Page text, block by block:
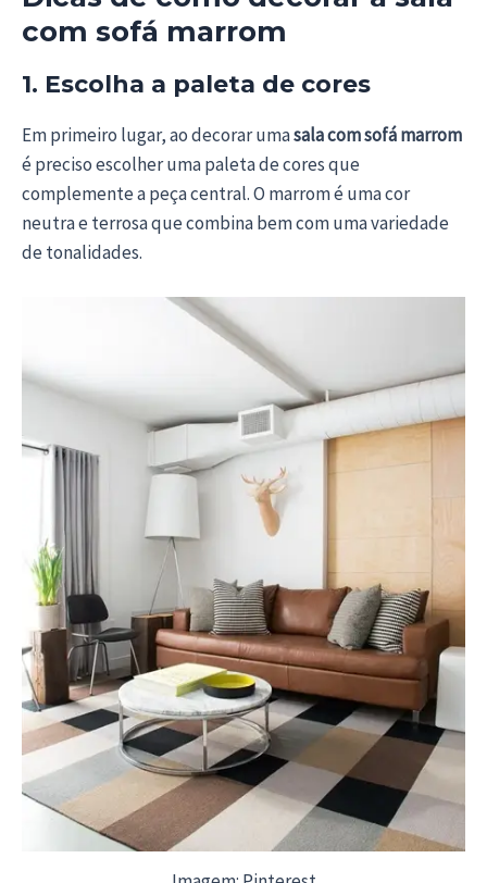
com sofá marrom
1. Escolha a paleta de cores
Em primeiro lugar, ao decorar umasala com sofá marrom
é preciso escolher uma paleta de cores que
complemente a peça central. O marrom é uma cor
neutra e terrosa que combina bem com uma variedade
de tonalidades.